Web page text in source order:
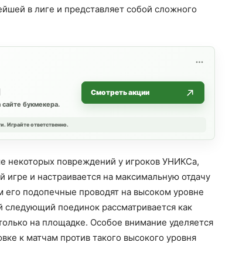
в лиге и представляет собой сложного
букмекера.
Смотреть акции
Играйте ответственно.
некоторых повреждений у игроков УНИКСа,
и настраивается на максимальную отдачу
его подопечные проводят на высоком уровне
поединок рассматривается как
на площадке. Особое внимание уделяется
к матчам против такого высокого уровня